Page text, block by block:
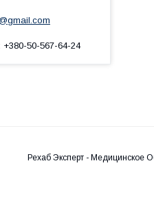
+380-50-567-64-24